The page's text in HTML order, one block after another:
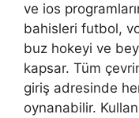
ve ios
bahisleri futbol,
buz hokeyi ve
kapsar. Tüm
giriş adresinde
oynanabilir.